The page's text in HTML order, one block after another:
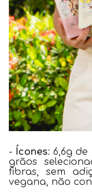
- Ícones: 6,6g
grãos
fibras, sem
vegana, não